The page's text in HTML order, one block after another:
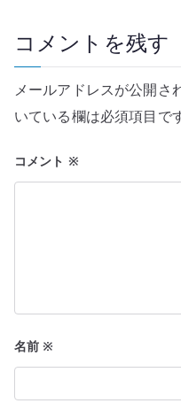
ー
シ
ョ
ン
コメントを残す
メールアドレスが公開さ
いている欄は必須項目で
コメント ※
名前※